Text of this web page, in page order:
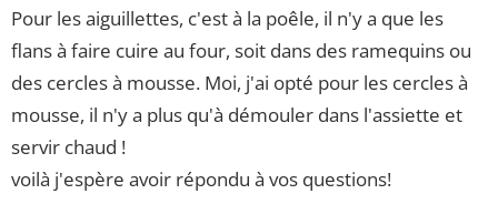
Pour les aiguillettes, c'est à la poêle, il n'y a que les
flans à faire cuire au four, soit dans des ramequins ou
des cercles à mousse. Moi, j'ai opté pour les cercles à
mousse, il n'y a plus qu'à démouler dans l'assiette et
servir chaud !
voilà j'espère avoir répondu à vos questions!